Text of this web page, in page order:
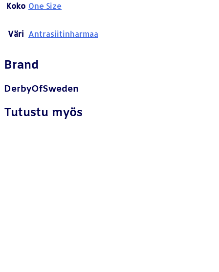
Koko One Size
Väri Antrasiitinharmaa
Brand
DerbyOfSweden
Tutustu myös